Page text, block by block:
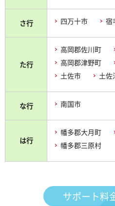
さ行 四万十市 宿
た行
高岡郡佐川町
高岡郡津野町
土佐市
土佐
な行 南国市
は行
幡多郡大月町
幡多郡三原村
サポート料